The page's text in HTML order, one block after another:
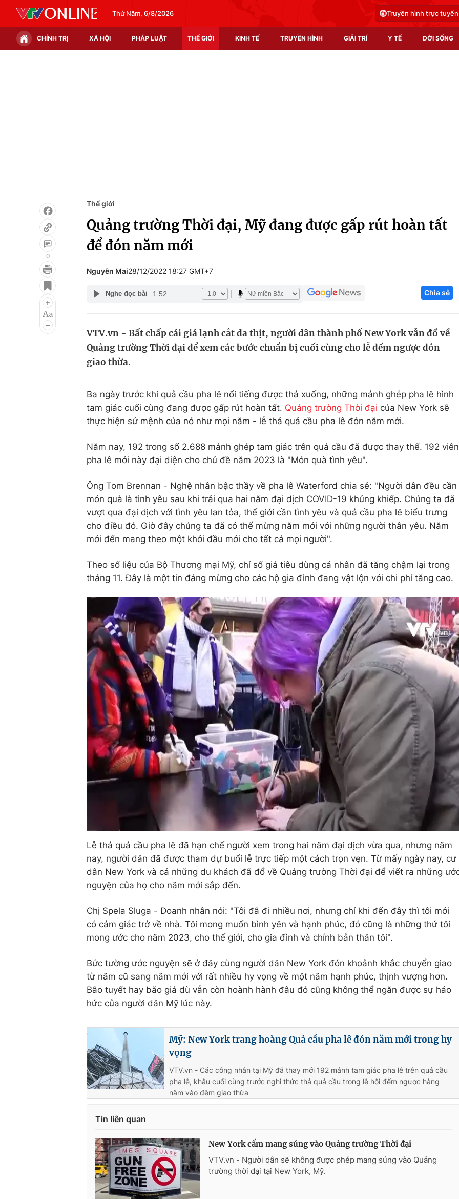
Thứ Năm, 6/8/2026 Truyền hình trực tuyến
CHÍNH TRỊ XÃ HỘI PHÁP LUẬT THẾ GIỚI KINH TẾ TRUYỀN HÌNH GIẢI TRÍ Y TẾ ĐỜI SỐNG
Infographic
Điện ảnh
Âm nhạc
Du lịch
Chất lượng cuộc sống
Tuyển sinh
Hitech Công
Thị trường
0
Thế giới
Quảng trường Thời đại, Mỹ đang được gấp rút hoàn tất
để đón năm mới
Nguyễn Mai28/12/2022 18:27 GMT+7
Nghe đọc bài 1:52 Chia sẻ
VTV.vn - Bất chấp cái giá lạnh cắt da thịt, người dân thành phố New York vẫn đổ về
Quảng trường Thời đại để xem các bước chuẩn bị cuối cùng cho lễ đếm ngược đón
giao thừa.
Ba ngày trước khi quả cầu pha lê nổi tiếng được thả xuống, những mảnh ghép pha lê hình
tam giác cuối cùng đang được gấp rút hoàn tất. Quảng trường Thời đại của New York sẽ
thực hiện sứ mệnh của nó như mọi năm - lễ thả quả cầu pha lê đón năm mới.
Năm nay, 192 trong số 2.688 mảnh ghép tam giác trên quả cầu đã được thay thế. 192 viên
pha lê mới này đại diện cho chủ đề năm 2023 là "Món quà tình yêu".
Ông Tom Brennan - Nghệ nhân bậc thầy về pha lê Waterford chia sẻ: "Người dân đều cần
món quà là tình yêu sau khi trải qua hai năm đại dịch COVID-19 khủng khiếp. Chúng ta đã
vượt qua đại dịch với tình yêu lan tỏa, thế giới cần tình yêu và quả cầu pha lê biểu trưng
cho điều đó. Giờ đây chúng ta đã có thể mừng năm mới với những người thân yêu. Năm
mới đến mang theo một khởi đầu mới cho tất cả mọi người".
Theo số liệu của Bộ Thương mại Mỹ, chỉ số giá tiêu dùng cá nhân đã tăng chậm lại trong
tháng 11. Đây là một tin đáng mừng cho các hộ gia đình đang vật lộn với chi phí tăng cao.
Lễ thả quả cầu pha lê đã hạn chế người xem trong hai năm đại dịch vừa qua, nhưng năm
nay, người dân đã được tham dự buổi lễ trực tiếp một cách trọn vẹn. Từ mấy ngày nay, cư
dân New York và cả những du khách đã đổ về Quảng trường Thời đại để viết ra những
nguyện của họ cho năm mới sắp đến.
Chị Spela Sluga - Doanh nhân nói: "Tôi đã đi nhiều nơi, nhưng chỉ khi đến đây thì tôi mới
có cảm giác trở về nhà. Tôi mong muốn bình yên và hạnh phúc, đó cũng là những thứ tôi
mong ước cho năm 2023, cho thế giới, cho gia đình và chính bản thân tôi".
Bức tường ước nguyện sẽ ở đây cùng người dân New York đón khoảnh khắc chuyển giao
từ năm cũ sang năm mới với rất nhiều hy vọng về một năm hạnh phúc, thịnh vượng hơn.
Bão tuyết hay bão giá dù vẫn còn hoành hành đâu đó cũng không thể ngăn được sự háo
hức của người dân Mỹ lúc này.
Mỹ: New York trang hoàng Quả cầu pha lê đón năm mới trong hy
vọng
VTV.vn - Các công nhân tại Mỹ đã thay mới 192 mảnh tam giác pha lê trên quả cầu
pha lê, khâu cuối cùng trước nghi thức thả quả cầu trong lễ hội đếm ngược hàng
năm vào đêm giao thừa
Tin liên quan
New York cấm mang súng vào Quảng trường Thời đại
VTV.vn - Người dân sẽ không được phép mang súng vào Quảng
trường thời đại tại New York, Mỹ.